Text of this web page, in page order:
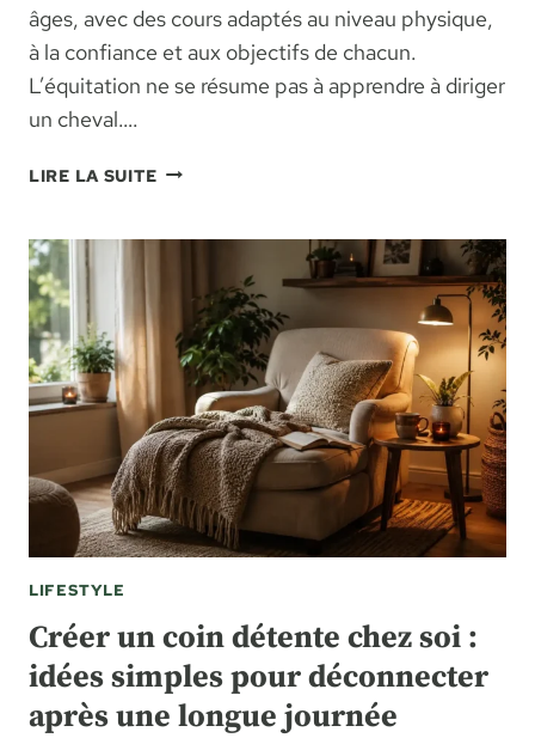
âges, avec des cours adaptés au niveau physique,
à la confiance et aux objectifs de chacun.
L’équitation ne se résume pas à apprendre à diriger
un cheval….
LIRE LA SUITEDÉBUTER
BUDGET,
ÉQUIPEMENT
PREMIERS
COURS
LIFESTYLE
Créer un coin détente chez soi :
idées simples pour déconnecter
après une longue journée